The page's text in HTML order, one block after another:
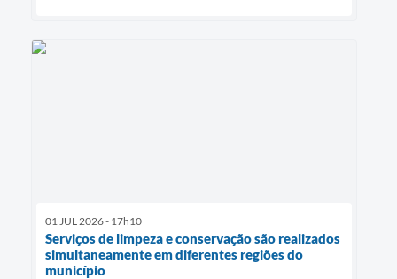
01 JUL 2026 - 17h10
Serviços de limpeza e conservação são realizados
simultaneamente em diferentes regiões do
município